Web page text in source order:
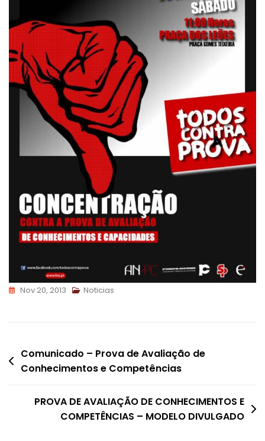
Nov 20, 2013 Noticias
Navegação
de
Comunicado – Prova de Avaliação de
Conhecimentos e Competências
PROVA DE AVALIAÇÃO DE CONHECIMENTOS E
COMPETÊNCIAS – MODELO DIVULGADO